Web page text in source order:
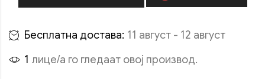
Бесплатна достава: 11 август - 12 август
1 лице/а го гледаат овој производ.